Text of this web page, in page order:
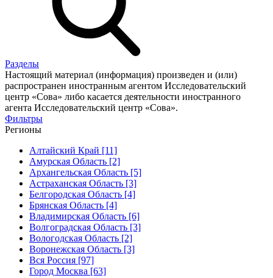
Разделы
Настоящий материал (информация) произведен и (или)
распространен иностранным агентом Исследовательский
центр «Сова» либо касается деятельности иностранного
агента Исследовательский центр «Сова».
Фильтры
Регионы
Алтайский Край [11]
Амурская Область [2]
Архангельская Область [5]
Астраханская Область [3]
Белгородская Область [4]
Брянская Область [4]
Владимирская Область [6]
Волгоградская Область [3]
Вологодская Область [2]
Воронежская Область [3]
Вся Россия [97]
Город Москва [63]